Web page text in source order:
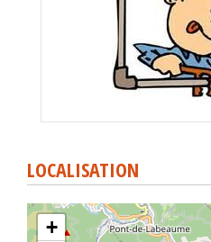
LOCALISATION
+